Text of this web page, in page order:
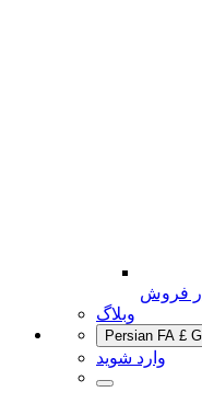
فروش
وبلاگ
Persian FA £
وارد شوید